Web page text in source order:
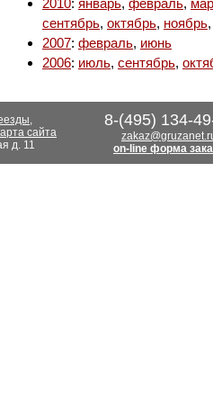
2010: январь, февраль,
сентябрь, октябрь, ноябрь
2007: февраль, июнь
2006: июль, сентябрь,
,
сайта
д. 11
8-(495) 134-
on-line форма